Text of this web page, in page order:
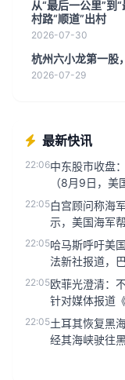
从“最后一公里”到
村路“顺道”出村
2026-07-30
杭州六小龙第一股
2026-07-29
最新快讯
22:06中东股市收盘
（8月9日，
日），沙特证
22:05白宫顾问称海
示，美国海军
法案豁免是油
22:05哈马斯呼吁美
法新社报道，
员9日表示，
22:05欧菲光澄清：
针对媒体报道
公司掏空上市
22:05土耳其恢复黑
经其海峡驶往
部分船只遭遇